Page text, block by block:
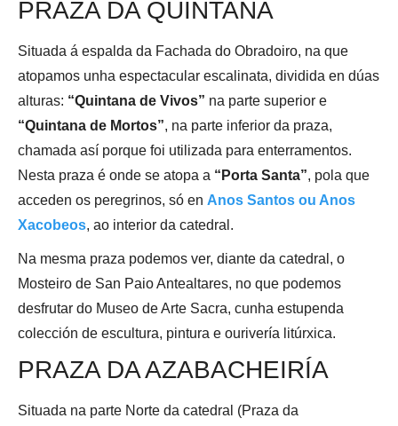
PRAZA DA QUINTANA
Situada á espalda da Fachada do Obradoiro, na que
atopamos unha espectacular escalinata, dividida en dúas
alturas: “Quintana de Vivos” na parte superior e
“Quintana de Mortos”, na parte inferior da praza,
chamada así porque foi utilizada para enterramentos.
Nesta praza é onde se atopa a “Porta Santa”, pola que
acceden os peregrinos, só en Anos Santos ou Anos
Xacobeos, ao interior da catedral.
Na mesma praza podemos ver, diante da catedral, o
Mosteiro de San Paio Antealtares, no que podemos
desfrutar do Museo de Arte Sacra, cunha estupenda
colección de escultura, pintura e ourivería litúrxica.
PRAZA DA AZABACHEIRÍA
Situada na parte Norte da catedral (Praza da